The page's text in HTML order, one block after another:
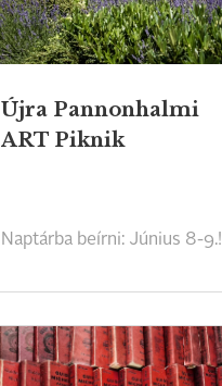
Újra Pannonhalmi
ART Piknik
Naptárba beírni: Június 8-9.!